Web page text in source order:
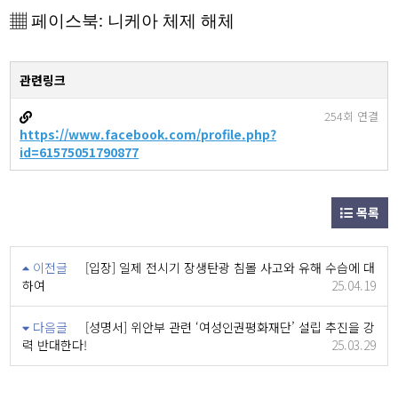
▦ 페이스북: 니케아 체제 해체
관련링크
https://www.facebook.com/profile.php?
id=61575051790877
254회 연결
목록
이전글
[입장] 일제 전시기 장생탄광 침몰 사고와 유해 수습에 대
하여
25.04.19
다음글
[성명서] 위안부 관련 ‘여성인권평화재단’ 설립 추진을 강
력 반대한다!
25.03.29